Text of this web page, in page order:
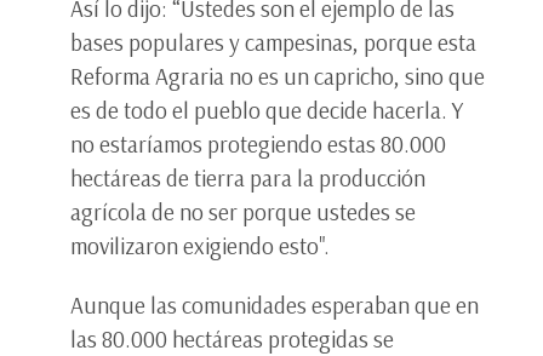
Así lo dijo: “Ustedes son el ejemplo de las
bases populares y campesinas, porque esta
Reforma Agraria no es un capricho, sino que
es de todo el pueblo que decide hacerla. Y
no estaríamos protegiendo estas 80.000
hectáreas de tierra para la producción
agrícola de no ser porque ustedes se
movilizaron exigiendo esto".
Aunque las comunidades esperaban que en
las 80.000 hectáreas protegidas se